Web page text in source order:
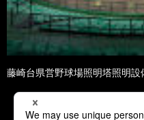
藤崎台県営野球場照明塔照明